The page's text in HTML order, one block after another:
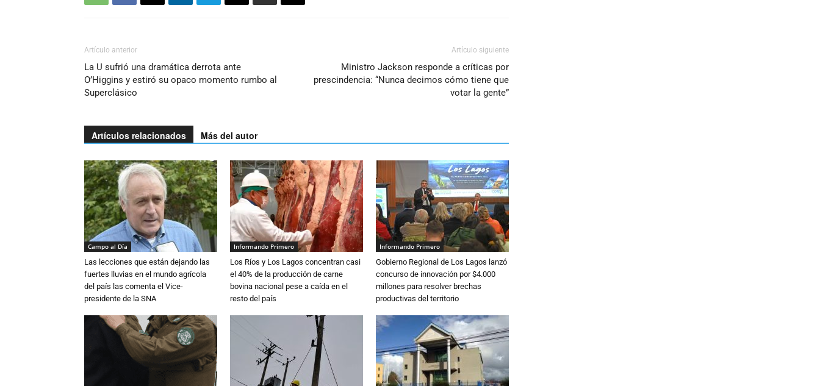
Artículo anterior
La U sufrió una dramática derrota ante
O’Higgins y estiró su opaco momento rumbo al
Superclásico
Artículo siguiente
Ministro Jackson responde a críticas por
prescindencia: “Nunca decimos cómo tiene que
votar la gente”
Artículos relacionados Más del autor
Campo al Día
Las lecciones que están dejando las
fuertes lluvias en el mundo agrícola
del país las comenta el Vice-
presidente de la SNA
Informando Primero
Los Ríos y Los Lagos concentran casi
el 40% de la producción de carne
bovina nacional pese a caída en el
resto del país
Informando Primero
Gobierno Regional de Los Lagos lanzó
concurso de innovación por $4.000
millones para resolver brechas
productivas del territorio